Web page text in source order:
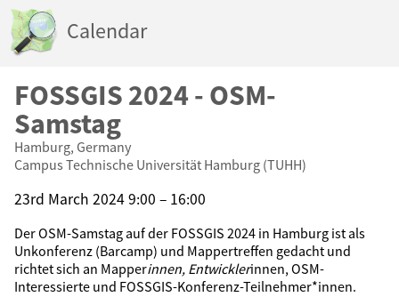
Calendar
FOSSGIS 2024 - OSM-
Samstag
Hamburg, Germany
Campus Technische Universität Hamburg (TUHH)
23rd March 2024 9:00 – 16:00
Der OSM-Samstag auf der FOSSGIS 2024 in Hamburg ist als
Unkonferenz (Barcamp) und Mappertreffen gedacht und
richtet sich an Mapperinnen, Entwicklerinnen, OSM-
Interessierte und FOSSGIS-Konferenz-Teilnehmer*innen.